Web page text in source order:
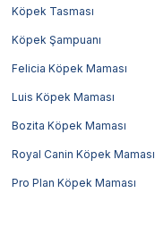
Köpek Tasması
Köpek Şampuanı
Felicia Köpek Maması
Luis Köpek Maması
Bozita Köpek Maması
Royal Canin Köpek Maması
Pro Plan Köpek Maması